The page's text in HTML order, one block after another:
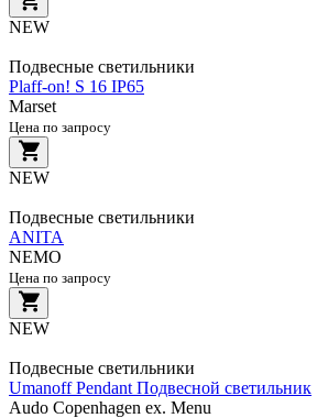
NEW
Подвесные светильники
Plaff-on! S 16 IP65
Marset
Цена по запросу
NEW
Подвесные светильники
ANITA
NEMO
Цена по запросу
NEW
Подвесные светильники
Umanoff Pendant Подвесной светильник
Audo Copenhagen ex. Menu